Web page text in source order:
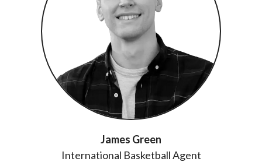
James Green
International Basketball Agent